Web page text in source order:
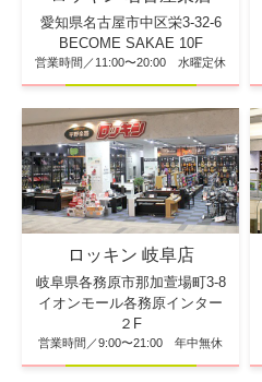
愛知県名古屋市中区栄3-32-6
BECOME SAKAE 10F
営業時間／11:00〜20:00 水曜定休
ロッキン 岐阜店
岐阜県各務原市那加萱場町3-8
イオンモール各務原インター
２F
営業時間／9:00〜21:00 年中無休